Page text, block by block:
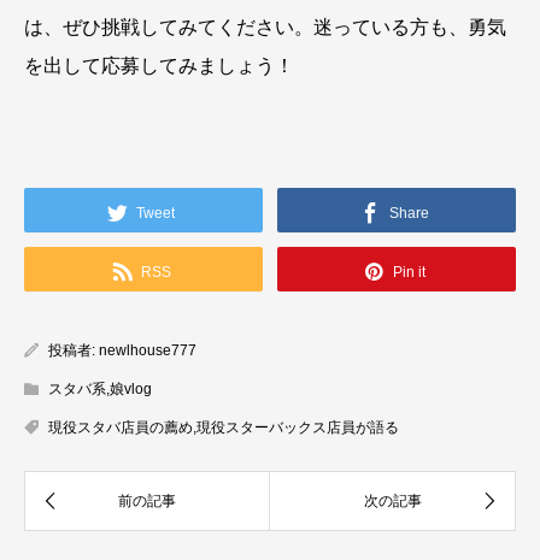
は、ぜひ挑戦してみてください。迷っている方も、勇気
を出して応募してみましょう！
Tweet Share
RSS Pin it
投稿者: newlhouse777
スタバ系,娘vlog
現役スタバ店員の薦め,現役スターバックス店員が語る